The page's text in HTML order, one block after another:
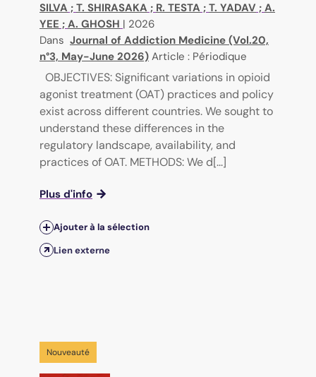
SILVA ; T. SHIRASAKA ; R. TESTA ; T. YADAV ; A.
YEE ; A. GHOSH | 2026
Dans Journal of Addiction Medicine (Vol.20,
n°3, May-June 2026) Article : Périodique
OBJECTIVES: Significant variations in opioid
agonist treatment (OAT) practices and policy
exist across different countries. We sought to
understand these differences in the
regulatory landscape, availability, and
practices of OAT. METHODS: We d[...]
Plus d'info
Ajouter à la sélection
Lien externe
Nouveauté